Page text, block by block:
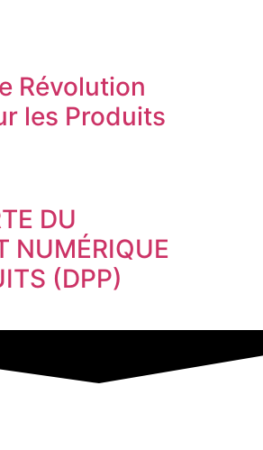
Révolution
les Produits
DU
NUMÉRIQUE
(DPP)